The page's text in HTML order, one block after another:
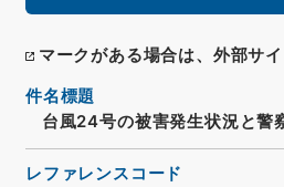
マークがある場合は、外部サ
件名標題
台風24号の被害発生状況と警
レファレンスコード